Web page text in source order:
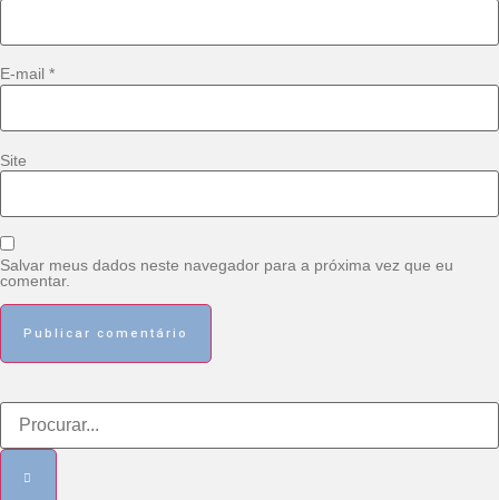
E-mail *
Site
Salvar meus dados neste navegador para a próxima vez que eu
comentar.